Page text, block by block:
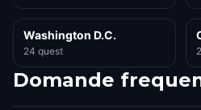
Washington D.C.
24 quest
Domande